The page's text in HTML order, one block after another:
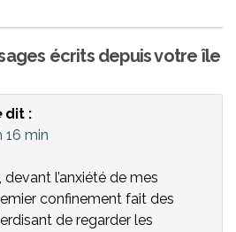
écrits depuis votre île
dit :
16 min
l’anxiété de mes
confinement fait des
de regarder les